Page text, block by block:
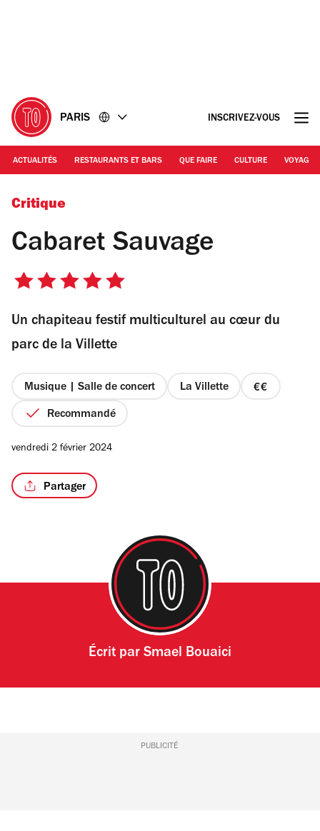
PARIS INSCRIVEZ-VOUS
ACTUALITÉS RESTAURANTS ET BARS QUE FAIRE CULTURE VOYAGE
© Cabaret Sauvage
Critique
Cabaret Sauvage
5
5
étoiles
Un chapiteau festif multiculturel au cœur du
parc de la Villette
Musique | Salle de concert La Villette
prix
Recommandé
vendredi 2 février 2024
Partager
Écrit par Smael Bouaici
PUBLICITÉ